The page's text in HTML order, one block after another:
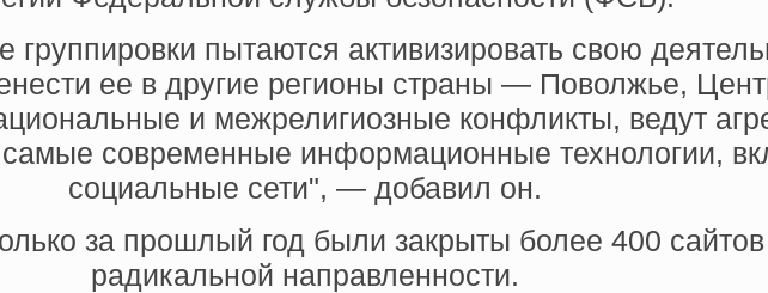
пытаются активизировать свою
ее в другие регионы страны — Поволжье,
и межрелигиозные конфликты, ведут
современные информационные технологии,
социальные сети", — добавил он.
за прошлый год были закрыты более 400 сайтов
радикальной направленности.